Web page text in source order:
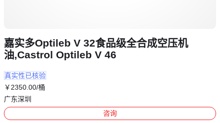
嘉实多Optileb V 32食品级全合成空压机
油,Castrol Optileb V 46
真实性已核验
￥ 2350 .00/桶
广东深圳
咨询